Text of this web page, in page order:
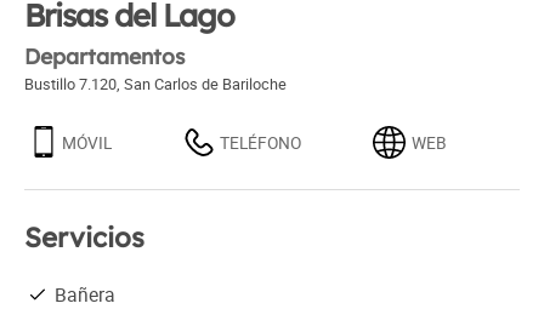
Brisas del Lago
Departamentos
Bustillo 7.120, San Carlos de Bariloche
MÓVIL TELÉFONO WEB
Servicios
Bañera